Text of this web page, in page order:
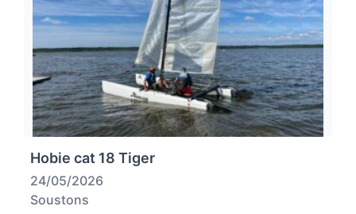
Hobie cat 18 Tiger
24/05/2026
Soustons